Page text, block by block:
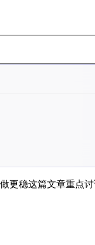
更稳这篇文章重点